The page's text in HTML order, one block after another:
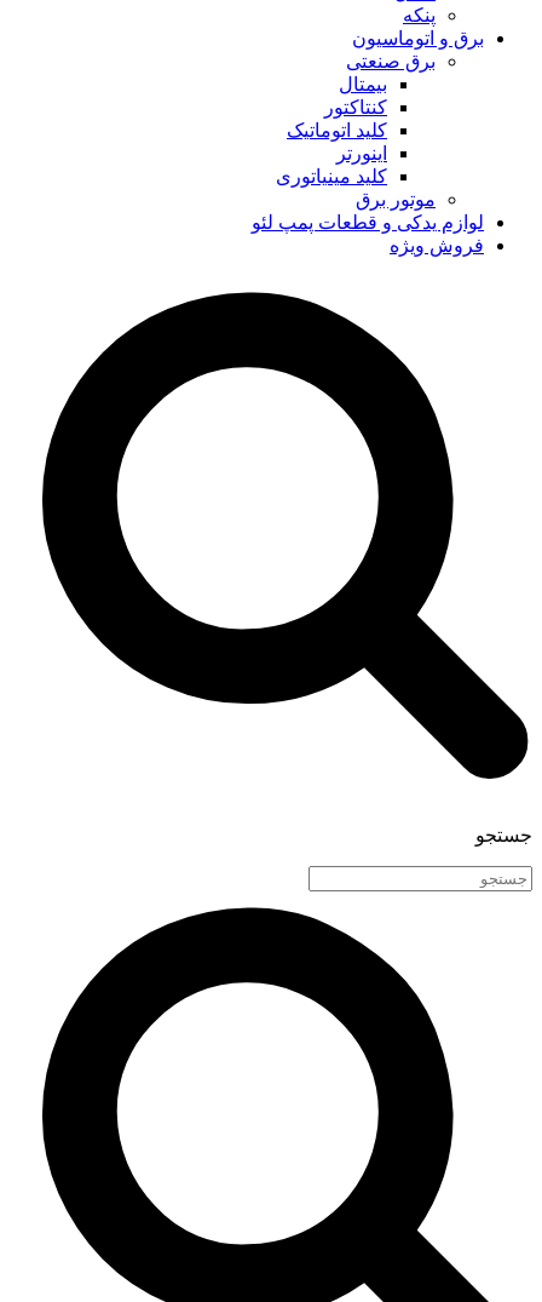
پنکه
برق و اتوماسیون
برق صنعتی
بیمتال
کنتاکتور
کلید اتوماتیک
اینورتر
کلید مینیاتوری
موتور برق
لوازم یدکی و قطعات پمپ لئو
فروش ویژه
جستجو